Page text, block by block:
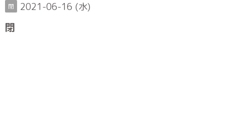
閉 2021-06-16 (水)
閉